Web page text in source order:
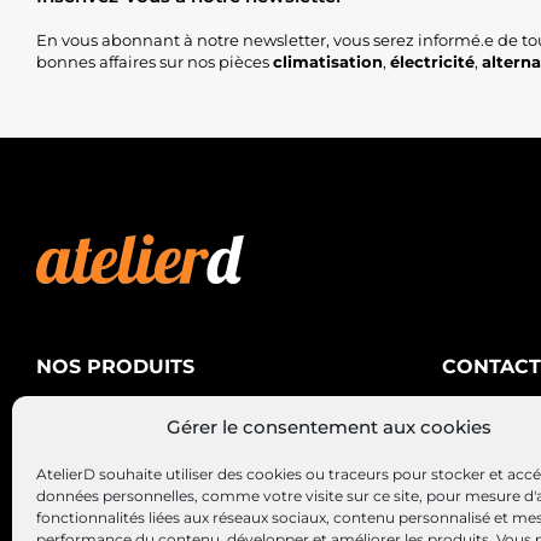
Gérer le consentement aux cookies
AtelierD souhaite utiliser des cookies ou traceurs pour stocker et
données personnelles, comme votre visite sur ce site, pour mesure
fonctionnalités liées aux réseaux sociaux, contenu personnalisé et
En vous abonnant à notre newsletter, vous serez informé.e de
bonnes affaires sur nos piècesclimatisation, électricité,
NOS PRODUITS
Alternateurs – Démarreurs
CONTACT
AtelierD
88200
03 29 22 34